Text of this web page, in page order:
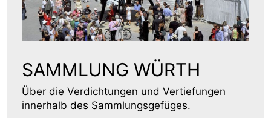
SAMMLUNG WÜRTH
Über die Verdichtungen und Vertiefungen
innerhalb des Sammlungsgefüges.